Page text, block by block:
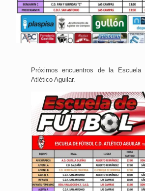
Próximos encuentros de la Escuela
Atlético Aguilar.